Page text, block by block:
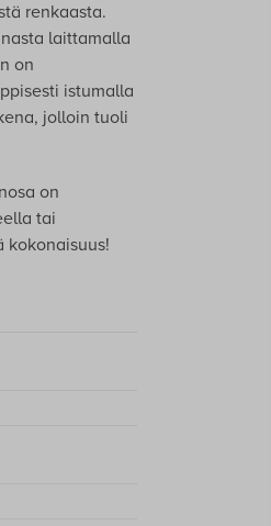
renkaasta.
laittamalla
on
istumalla
jolloin tuoli
on
tai
kokonaisuus!